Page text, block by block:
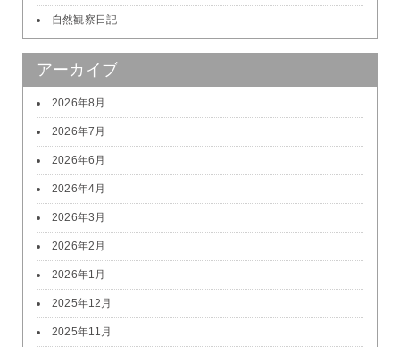
自然観察日記
アーカイブ
2026年8月
2026年7月
2026年6月
2026年4月
2026年3月
2026年2月
2026年1月
2025年12月
2025年11月